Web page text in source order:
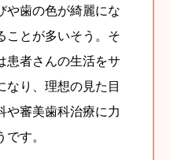
や歯の色が綺麗にな
ことが多いそう。そ
患者さんの生活をサ
なり、理想の見た目
や審美歯科治療に力
す。